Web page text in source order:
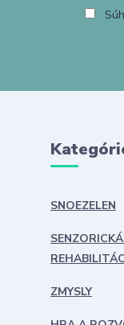
SNOEZELEN
ZMYSLY